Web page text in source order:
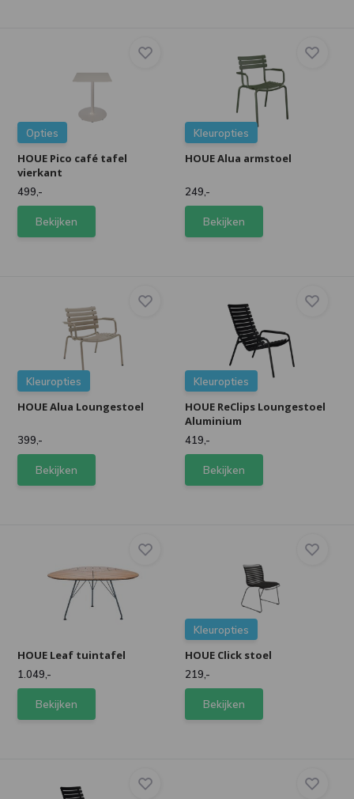
Opties
HOUE Pico café tafel
vierkant
499,-
Bekijken
Kleuropties
HOUE Alua armstoel
249,-
Bekijken
Kleuropties
HOUE Alua Loungestoel
399,-
Bekijken
Kleuropties
HOUE ReClips Loungestoel
Aluminium
419,-
Bekijken
HOUE Leaf tuintafel
1.049,-
Bekijken
Kleuropties
HOUE Click stoel
219,-
Bekijken